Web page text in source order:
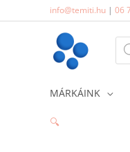
to
info@temiti.hu | 06
MÁRKÁINK
🔍